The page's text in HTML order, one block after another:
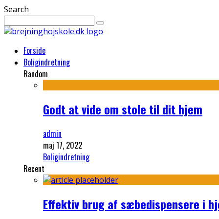
Search
Forside
Boligindretning
Random
Godt at vide om stole til dit hjem
admin
maj 17, 2022
Boligindretning
Recent
Effektiv brug af sæbedispensere i